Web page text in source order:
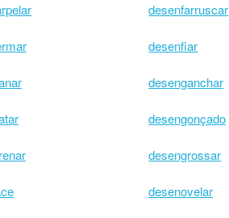
desenfarruscar
desenfiar
desenganchar
desengonçado
desengrossar
desenovelar